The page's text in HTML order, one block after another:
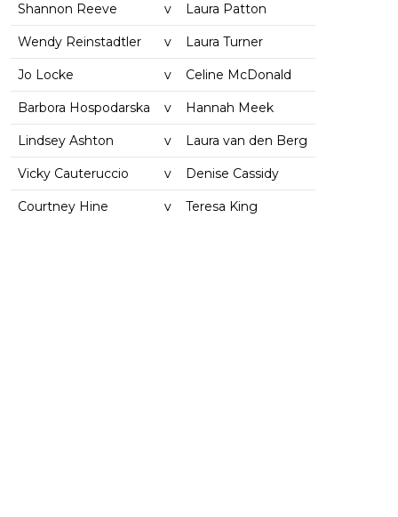
Shannon Reeve v Laura Patton
Wendy Reinstadtler v Laura Turner
Jo Locke v Celine McDonald
Barbora Hospodarska v Hannah Meek
Lindsey Ashton v Laura van den Berg
Vicky Cauteruccio v Denise Cassidy
Courtney Hine v Teresa King